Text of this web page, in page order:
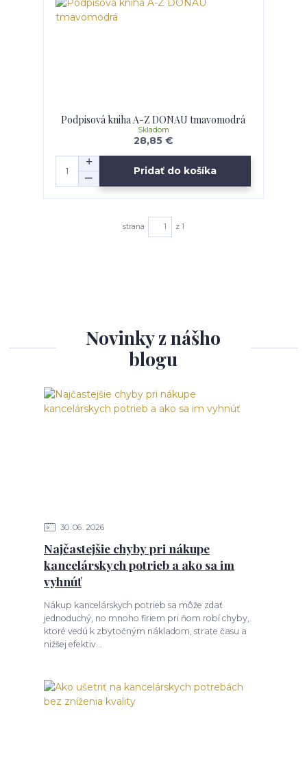
Podpisová kniha A-Z DONAU tmavomodrá
28,85 €
Skladom
Pridať do košíka
strana z 1
Novinky z nášho
blogu
30 06 2026
Najčastejšie chyby pri nákupe
kancelárskych potrieb a ako sa im
vyhnúť
Nákup kancelárskych potrieb sa môže zdať
jednoduchý, no mnoho firiem pri ňom robí chyby,
ktoré vedú k zbytočným nákladom, strate času a
nižšej efektiv...